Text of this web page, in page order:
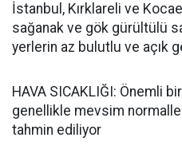
İstanbul, Kırklareli ve
sağanak ve gök gürültülü
yerlerin az bulutlu ve açık
HAVA SICAKLIĞI: Önemli
genellikle mevsim
tahmin ediliyor